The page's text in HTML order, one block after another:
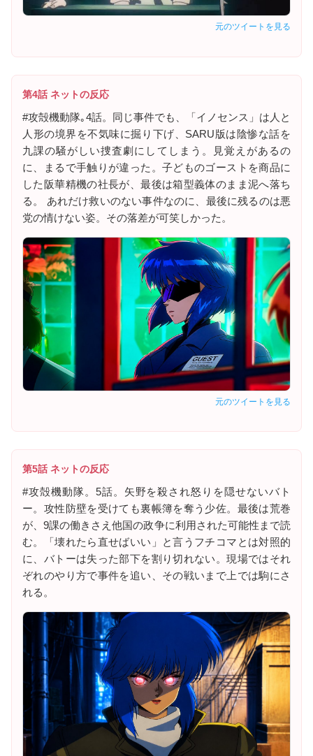
元のツイートを見る
第4話 ネットの反応
#攻殻機動隊｡4話。同じ事件でも、「イノセンス」は人と
人形の境界を不気味に掘り下げ、SARU版は陰惨な話を
九課の騒がしい捜査劇にしてしまう。見覚えがあるの
に、まるで手触りが違った。子どものゴーストを商品に
した阪華精機の社長が、最後は箱型義体のまま泥へ落ち
る。 あれだけ救いのない事件なのに、最後に残るのは悪
党の情けない姿。その落差が可笑しかった。
元のツイートを見る
第5話 ネットの反応
#攻殻機動隊。5話。矢野を殺され怒りを隠せないバト
ー。攻性防壁を受けても裏帳簿を奪う少佐。最後は荒巻
が、9課の働きさえ他国の政争に利用された可能性まで読
む。「壊れたら直せばいい」と言うフチコマとは対照的
に、バトーは失った部下を割り切れない。現場ではそれ
ぞれのやり方で事件を追い、その戦いまで上では駒にさ
れる。